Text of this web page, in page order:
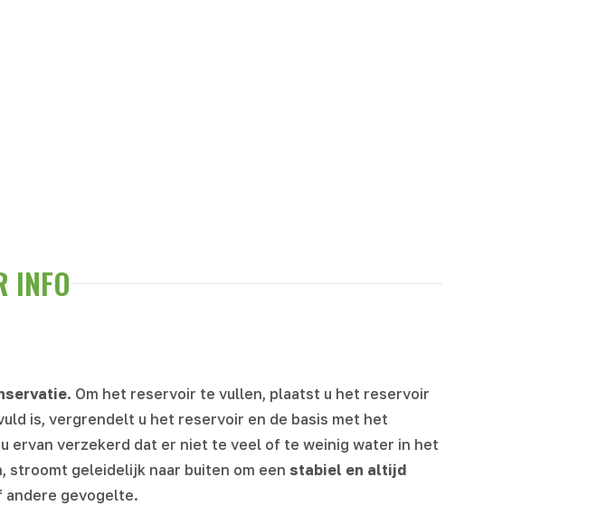
INFO
. Om het reservoir te vullen, plaatst u het reservoir
is, vergrendelt u het reservoir en de basis met het
ervan verzekerd dat er niet te veel of te weinig water in het
stroomt geleidelijk naar buiten om een stabiel en altijd
andere gevogelte.